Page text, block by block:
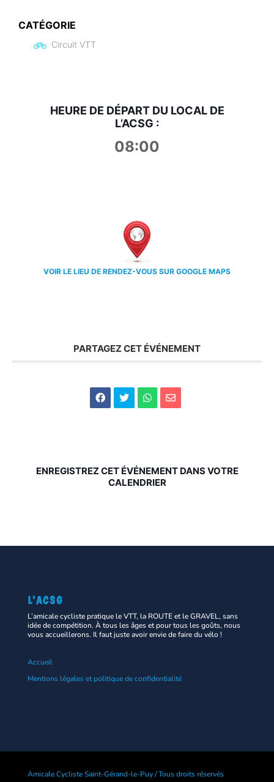
CATÉGORIE
Circuit VTT
HEURE DE DÉPART DU LOCAL DE
L’ACSG :
08:00
VOIR LE LIEU DE RENDEZ-VOUS SUR GOOGLE MAPS
PARTAGEZ CET ÉVÉNEMENT
ENREGISTREZ CET ÉVÉNEMENT DANS VOTRE
CALENDRIER
L’ACSG
L’amicale cycliste pratique le VTT, la ROUTE et le GRAVEL, sans
idée de compétition. À tous les âges et pour tous les goûts, nous
vous accueillerons. Il faut juste avoir envie de faire du vélo !
Accueil
Mentions légales et politique de confidentialité
Amicale Cycliste Saint-Gérand-le-Puy / Tous droits réservés